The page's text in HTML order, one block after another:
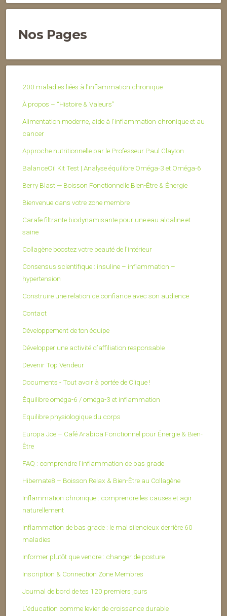
Nos Pages
200 maladies liées à l’inflammation chronique
À propos – “Histoire & Valeurs”
Alimentation moderne, aide à l'inflammation chronique et au
cancer
Approche nutritionnelle par le Professeur Paul Clayton
BalanceOil Kit Test | Analyse équilibre Oméga-3 et Oméga-6
Berry Blast — Boisson Fonctionnelle Bien-Être & Énergie
Bienvenue dans votre zone membre
Carafe filtrante biodynamisante pour une eau alcaline et
saine
Collagène boostez votre beauté de l’intérieur
Consensus scientifique : insuline – inflammation –
hypertension
Construire une relation de confiance avec son audience
Contact
Développement de ton équipe
Développer une activité d’affiliation responsable
Devenir Top Vendeur
Documents - Tout avoir à portée de Clique !
Équilibre oméga-6 / oméga-3 et inflammation
Equilibre physiologique du corps
Europa Joe – Café Arabica Fonctionnel pour Énergie & Bien-
Être
FAQ : comprendre l’inflammation de bas grade
Hibernate8 – Boisson Relax & Bien-Être au Collagène
Inflammation chronique : comprendre les causes et agir
naturellement
Inflammation de bas grade : le mal silencieux derrière 60
maladies
Informer plutôt que vendre : changer de posture
Inscription & Connection Zone Membres
Journal de bord de tes 120 premiers jours
L’éducation comme levier de croissance durable